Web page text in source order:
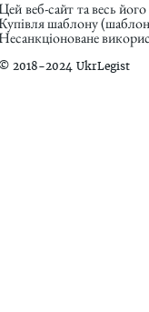
веб-сайт та весь
шаблону
2018-2024 UkrLegist